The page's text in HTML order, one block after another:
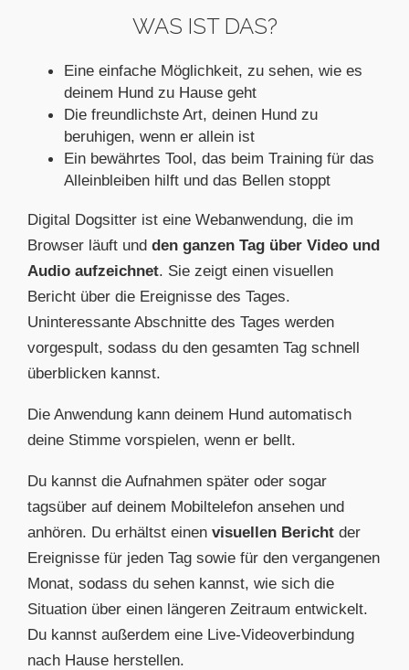
WAS IST DAS?
Eine einfache Möglichkeit, zu sehen, wie es
deinem Hund zu Hause geht
Die freundlichste Art, deinen Hund zu
beruhigen, wenn er allein ist
Ein bewährtes Tool, das beim Training für das
Alleinbleiben hilft und das Bellen stoppt
Digital Dogsitter ist eine Webanwendung, die im
Browser läuft und den ganzen Tag über Video und
Audio aufzeichnet. Sie zeigt einen visuellen
Bericht über die Ereignisse des Tages.
Uninteressante Abschnitte des Tages werden
vorgespult, sodass du den gesamten Tag schnell
überblicken kannst.
Die Anwendung kann deinem Hund automatisch
deine Stimme vorspielen, wenn er bellt.
Du kannst die Aufnahmen später oder sogar
tagsüber auf deinem Mobiltelefon ansehen und
anhören. Du erhältst einen visuellen Bericht der
Ereignisse für jeden Tag sowie für den vergangenen
Monat, sodass du sehen kannst, wie sich die
Situation über einen längeren Zeitraum entwickelt.
Du kannst außerdem eine Live-Videoverbindung
nach Hause herstellen.